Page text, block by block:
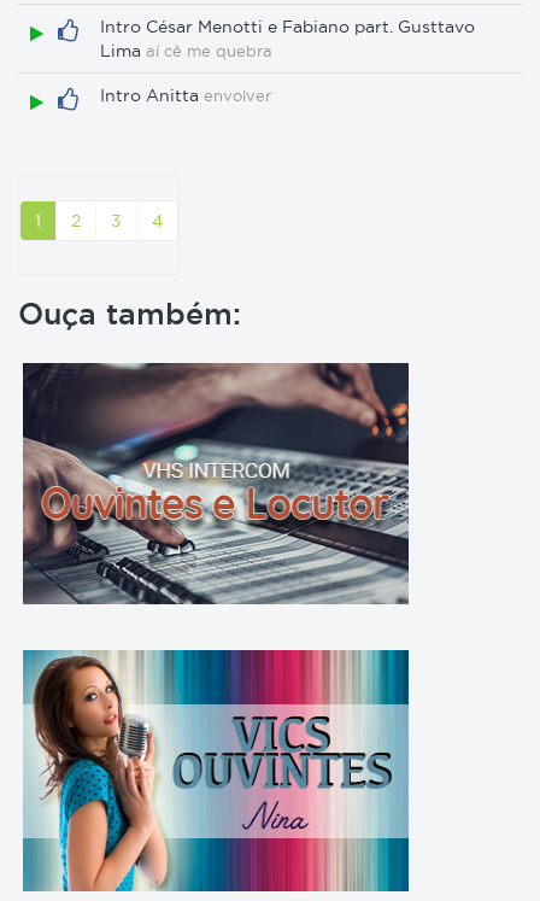
Intro César Menotti e Fabiano part. Gusttavo
Lima aí cê me quebra
Intro Anitta envolver
1 2 3 4
Ouça também: